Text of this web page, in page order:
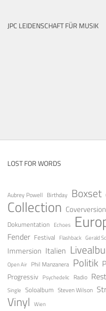
JPC LEIDENSCHAFT FÜR MUSIK
LOST FOR WORDS
Aubrey Powell Birthday Boxset
Collection Coverversion
Dokumentation Echoes
Fender Festival Flashback Gerald
Immersion Italien
Open Air Phil Manzanera Politik
Progressiv Psychedelic Radio
Single Soloalbum Steven Wilson
Vinyl Wien